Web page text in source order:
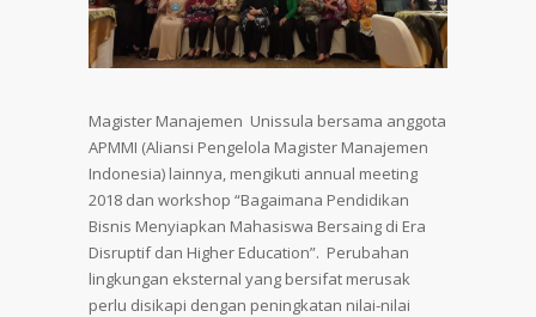
Magister Manajemen Unissula bersama anggota
APMMI (Aliansi Pengelola Magister Manajemen
Indonesia) lainnya, mengikuti annual meeting
2018 dan workshop “Bagaimana Pendidikan
Bisnis Menyiapkan Mahasiswa Bersaing di Era
Disruptif dan Higher Education”. Perubahan
lingkungan eksternal yang bersifat merusak
perlu disikapi dengan peningkatan nilai-nilai